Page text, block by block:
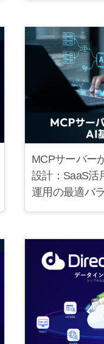
MCPサーバー
設計：SaaS活
運用の最適バ